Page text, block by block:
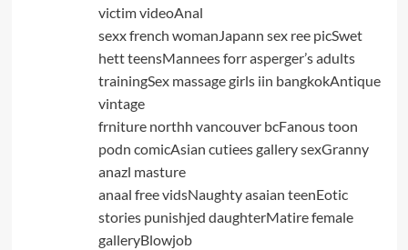
victim videoAnal
sexx french womanJapann sex ree picSwet
hett teensMannees forr asperger’s adults
trainingSex massage girls iin bangkokAntique
vintage
frniture northh vancouver bcFanous toon
podn comicAsian cutiees gallery sexGranny
anazl masture
anaal free vidsNaughty asaian teenEotic
stories punishjed daughterMatire female
galleryBlowjob